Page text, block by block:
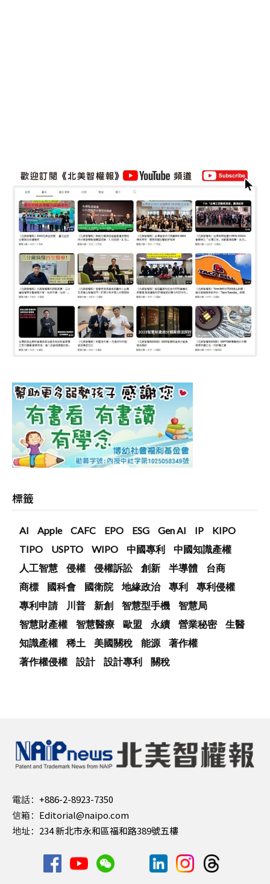
標籤
AI Apple CAFC EPO ESG Gen AI IP
KIPO
TIPO
USPTO WIPO 中國專利
中國知識產權
人工智慧
侵權 侵權訴訟 創新 半導體
台商
商標
國科會 國衛院 地緣政治 專利
專利侵權
專利申請
川普 新創 智慧型手機
智慧局
智慧財產權
智慧醫療 歐盟 永續 營業秘密
生醫
知識產權
稀土 美國關稅 能源
著作權
著作權侵權
設計 設計專利 關稅
電話： +886-2-8923-7350
信箱： Editorial@naipo.com
地址： 234 新北市永和區福和路389號五樓